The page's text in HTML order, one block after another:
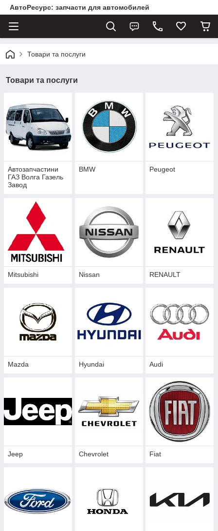
АвтоРесурс: запчасти для автомобилей
Товари та послуги
Товари та послуги
Автозапчастини
ГАЗ Волга Газель
Завод
BMW Peugeot
Mitsubishi Nissan RENAULT
Mazda Hyundai Audi
Jeep Chevrolet Fiat